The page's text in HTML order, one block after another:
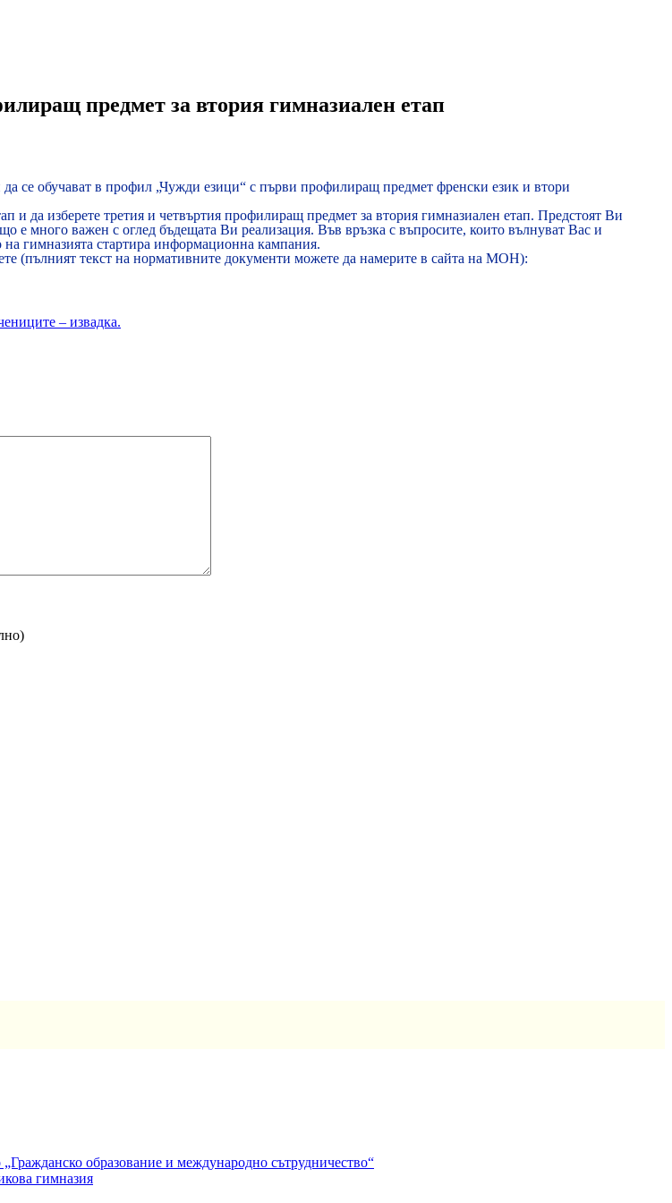
предмет за втория гимназиален етап
се обучават в профил „Чужди езици“ с първи профилиращ предмет френски език и втори
и да изберете третия и четвъртия профилиращ предмет за втория гимназиален етап. Предстоят Ви
много важен с оглед бъдещата Ви реализация. Във връзка с въпросите, които вълнуват Вас и
гимназията стартира информационна кампания.
(пълният текст на нормативните документи можете да намерите в сайта на МОН):
– извадка.
образование и международно сътрудничество“
гимназия